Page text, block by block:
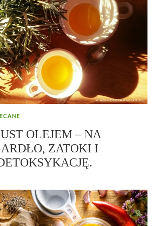
OLEJEM – NA
ZATOKI I